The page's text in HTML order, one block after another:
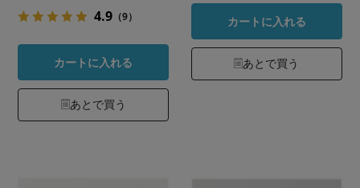
4.9 （9）
カートに入れる
あとで買う
カートに入れる
あとで買う